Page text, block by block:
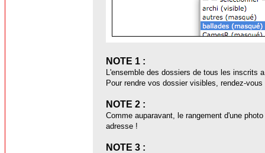
NOTE 1 :
L'ensemble des dossiers de tous les inscrits
Pour rendre vos dossier visibles, rendez-
NOTE 2 :
Comme auparavant, le rangement d'une
adresse !
NOTE 3 :